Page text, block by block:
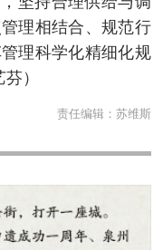
理相结合、规范行
理科学化精细化规
）
责任编辑： 苏维斯